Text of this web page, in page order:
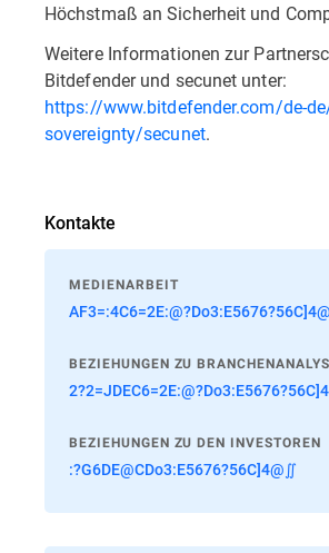
Höchstmaß an Sicherheit und
Weitere Informationen zur
Bitdefender und secunet unter:
https://www.bitdefender.com/de-
sovereignty/secunet.
Kontakte
MEDIENARBEIT
BEZIEHUNGEN ZU
BEZIEHUNGEN ZU DEN INVESTOREN
:?G6DE@CDo3:E5676?56C]4@∬